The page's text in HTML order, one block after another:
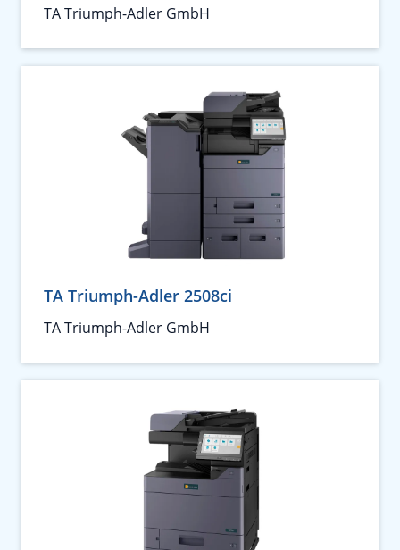
TA Triumph-Adler GmbH
TA Triumph-Adler 2508ci
TA Triumph-Adler GmbH